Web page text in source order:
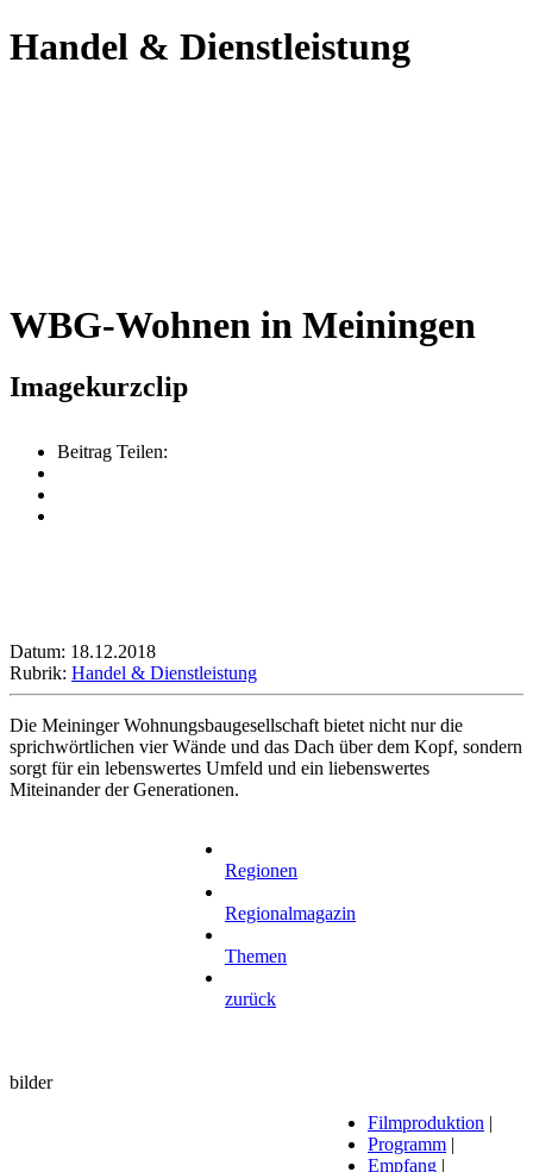
Handel & Dienstleistung
WBG-Wohnen in Meiningen
Imagekurzclip
Beitrag Teilen:
Datum: 18.12.2018
Rubrik: Handel & Dienstleistung
Die Meininger Wohnungsbaugesellschaft bietet nicht nur die
sprichwörtlichen vier Wände und das Dach über dem Kopf, sondern
sorgt für ein lebenswertes Umfeld und ein liebenswertes
Miteinander der Generationen.
Regionen
Regionalmagazin
Themen
zurück
bilder
Filmproduktion |
Programm |
Empfang |